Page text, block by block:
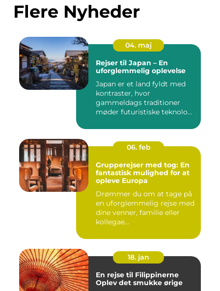
Flere Nyheder
04. maj
Rejser til Japan – En
uforglemmelig oplevelse
Japan er et land fyldt med
kontraster, hvor
gammeldags traditioner
møder futuristiske teknolo...
06. feb
Grupperejser med tog: En
fantastisk mulighed for at
opleve Europa
Drømmer du om at tage på
en uforglemmelig rejse med
dine venner, familie eller
kollegae...
18. jan
En rejse til Filippinerne
Oplev det smukke ørige